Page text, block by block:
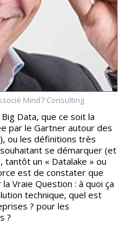
Mind7 Consulting
par le Gartner autour des
ou les définitions très
se démarquer (et
un « Datalake » ou
est de constater que
Vraie Question : à quoi ça
technique, quel est
? pour les
?